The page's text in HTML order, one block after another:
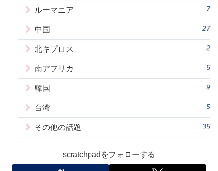
ルーマニア 7
中国 27
北キプロス 2
南アフリカ 5
韓国 9
台湾 5
その他の話題 35
scratchpadをフォローする